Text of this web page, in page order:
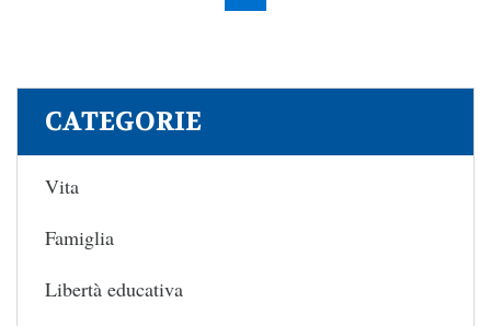
CATEGORIE
Vita
Famiglia
Libertà educativa